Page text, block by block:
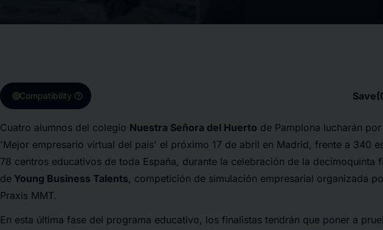
targetCompatibility help Save
Cuatro alumnos del colegio Nuestra Señora del Huerto de Pamplona lucharán
'Mejor empresario virtual del país' el próximo 17 de abril en Madrid, frente a 340
78 centros educativos de toda España, durante la celebración de la decimoquinta
de Young Business Talents, competición de simulación empresarial organizada
Praxis MMT.
En esta última fase del programa educativo, los finalistas tendrán que poner a